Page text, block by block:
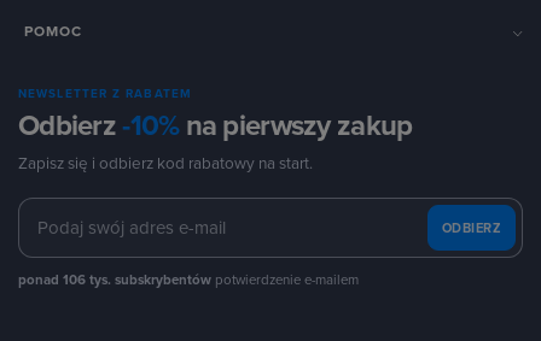
POMOC
NEWSLETTER Z RABATEM
Odbierz-10%na pierwszy zakup
Zapisz się i odbierz kod rabatowy na start.
ODBIERZ
ponad 106 tys. subskrybentów potwierdzenie e-mailem